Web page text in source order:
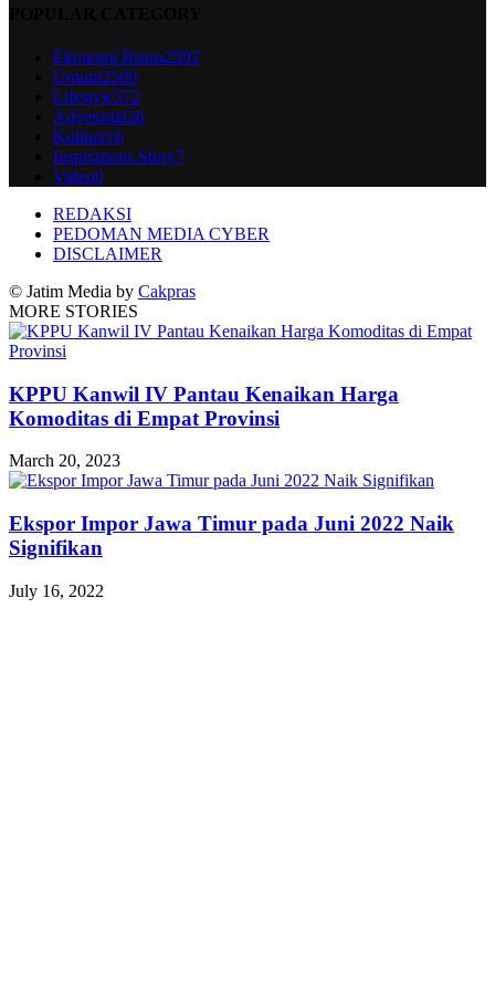
Ekonomi Bisnis2592
Umum2500
Lifestyle572
Advetorial26
Kuliner16
Inspirations Story7
Video0
REDAKSI
PEDOMAN MEDIA CYBER
DISCLAIMER
© Jatim Media by Cakpras
MORE STORIES
KPPU Kanwil IV Pantau Kenaikan Harga
Komoditas di Empat Provinsi
March 20, 2023
Ekspor Impor Jawa Timur pada Juni 2022 Naik
Signifikan
July 16, 2022